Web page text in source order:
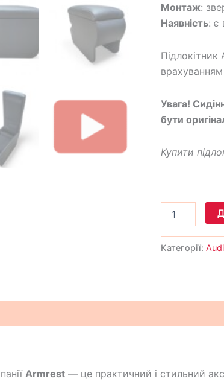
Монтаж:
Наявність: є
Увага!
бути
Купити
Категорії: Audi
Armrest — це практичний і стильний